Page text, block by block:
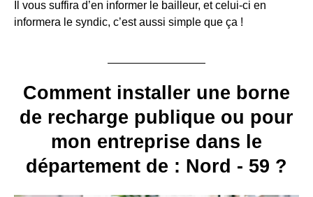
Il vous suffira d’en informer le bailleur, et celui-ci en
informera le syndic, c’est aussi simple que ça !
Comment installer une borne
de recharge publique ou pour
mon entreprise dans le
département de : Nord - 59 ?